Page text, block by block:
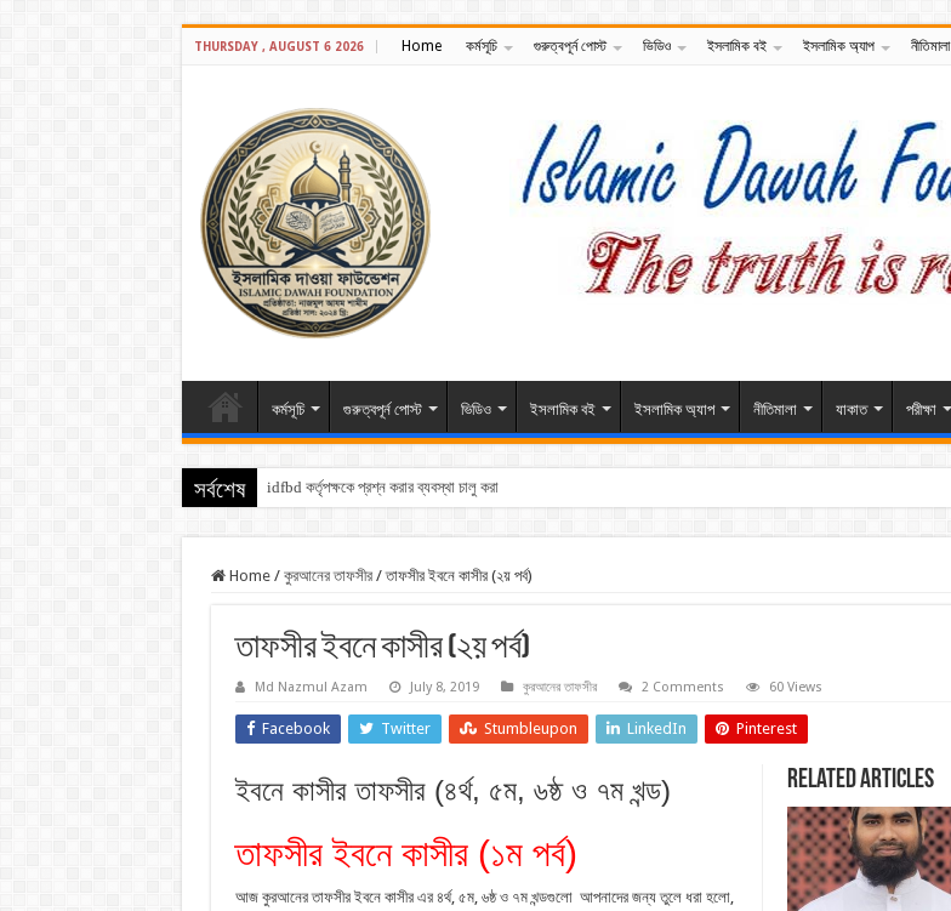
THURSDAY , AUGUST 6 2026 Home কর্মসূচি গুরুত্বপূর্ন পোস্ট ভিডিও ইসলামিক বই ইসলামিক অ্যাপ নীতিমালা
কর্মসূচি গুরুত্বপূর্ন পোস্ট ভিডিও ইসলামিক বই ইসলামিক অ্যাপ নীতিমালা যাকাত পরীক্ষা
সর্বশেষ idfbd কর্তৃপক্ষকে প্রশ্ন করার ব্যবস্থা চালু করা হয়েছে
Home / কুরআনের তাফসীর / তাফসীর ইবনে কাসীর (২য় পর্ব)
তাফসীর ইবনে কাসীর (২য় পর্ব)
Md Nazmul Azam July 8, 2019 কুরআনের তাফসীর 2 Comments 60 Views
Facebook Twitter Stumbleupon LinkedIn Pinterest
Related Articles
ইবনে কাসীর তাফসীর (৪র্থ, ৫ম, ৬ষ্ঠ ও ৭ম খন্ড)
তাফসীর ইবনে কাসীর (১ম পর্ব)
আজ কুরআনের তাফসীর ইবনে কাসীর এর ৪র্থ, ৫ম, ৬ষ্ঠ ও ৭ম খন্ডগুলো আপনাদের জন্য তুলে ধরা হলো,